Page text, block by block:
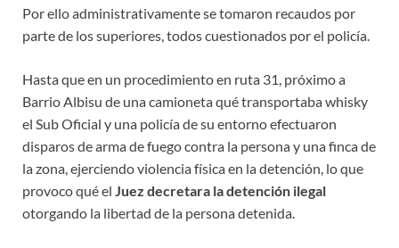
Por ello administrativamente se tomaron recaudos por
parte de los superiores, todos cuestionados por el policía.
Hasta que en un procedimiento en ruta 31, próximo a
Barrio Albisu de una camioneta qué transportaba whisky
el Sub Oficial y una policía de su entorno efectuaron
disparos de arma de fuego contra la persona y una finca de
la zona, ejerciendo violencia física en la detención, lo que
provoco qué el Juez decretara la detención ilegal
otorgando la libertad de la persona detenida.